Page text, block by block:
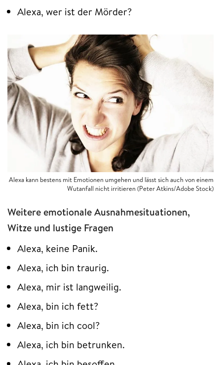
Alexa, wer ist der Mörder?
Alexa kann bestens mit Emotionen umgehen und lässt sich auch von einem
Wutanfall nicht irritieren (Peter Atkins/Adobe Stock)
Weitere emotionale Ausnahmesituationen,
Witze und lustige Fragen
Alexa, keine Panik.
Alexa, ich bin traurig.
Alexa, mir ist langweilig.
Alexa, bin ich fett?
Alexa, bin ich cool?
Alexa, ich bin betrunken.